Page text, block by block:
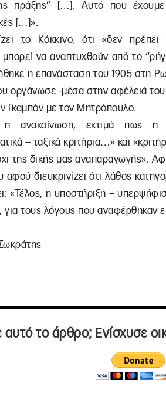
πράξης” […]. Αυτό που έχουμε
[…]».
το Κόκκινο, ότι «δεν
μπορεί να αναπτυχθούν από το
η επανάσταση του 1905 στη
οργάνωσε -μέσα στην αφέλειά
Γκαμπόν με τον Μητρόπουλο.
η ανακοίνωση, εκτιμά πως
– ταξικά κριτήρια…» και
της δικής μας αναπαραγωγής».
διευκρινίζει ότι λάθος
«Τέλος, η υποστήριξη –
για τους λόγους που αναφέρθηκαν
το άρθρο; Ενίσχυσε